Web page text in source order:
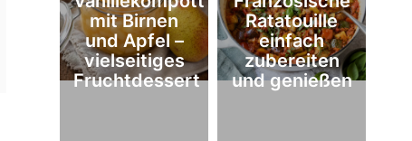
mit Birnen
und Apfel –
vielseitiges
Fruchtdessert
Ratatouille
einfach
zubereiten
und genießen